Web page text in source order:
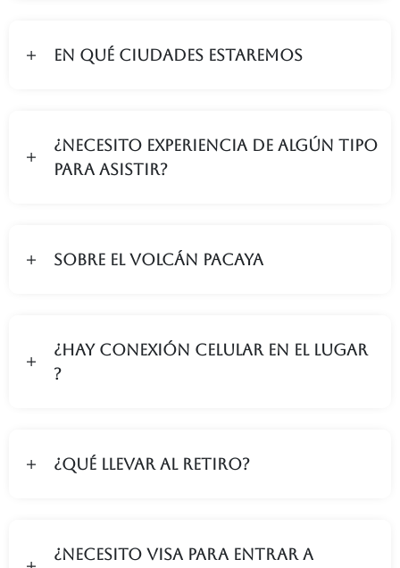
En qué ciudades estaremos
¿Necesito experiencia de algún tipo
para asistir?
SOBRE EL VOLCÁN PACAYA
¿Hay conexión celular en el lugar
?
¿Qué llevar al retiro?
¿Necesito visa para entrar a